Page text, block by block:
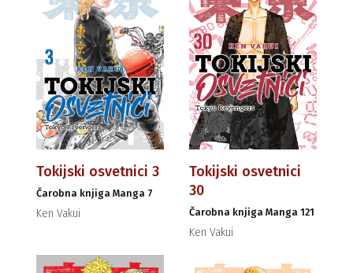
Tokijski osvetnici 3
Čarobna knjiga Manga 7
Ken Vakui
Tokijski osvetnici
30
Čarobna knjiga Manga 121
Ken Vakui